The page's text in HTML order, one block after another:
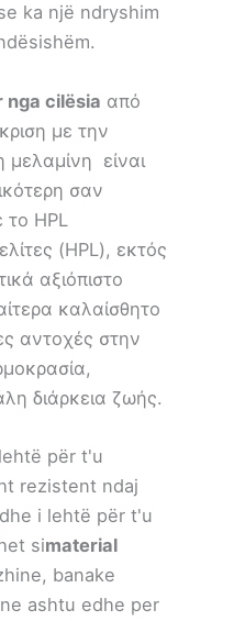
ka një ndryshim
nga cilësia από
με την
μελαμίνη είναι
σαν
το HPL
(HPL), εκτός
αξιόπιστο
καλαίσθητο
αντοχές στην
διάρκεια ζωής.
për t'u
rezistent ndaj
i lehtë për t'u
simaterial
banake
ashtu edhe per